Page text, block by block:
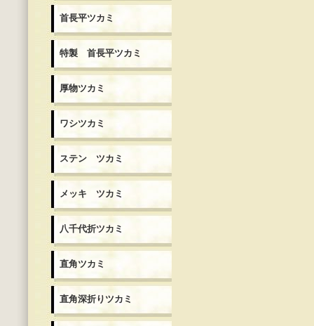
首長平ツカミ
特製 首長平ツカミ
厚物ツカミ
ワシツカミ
ステン ツカミ
メッキ ツカミ
八千代折ツカミ
直角ツカミ
直角深折りツカミ